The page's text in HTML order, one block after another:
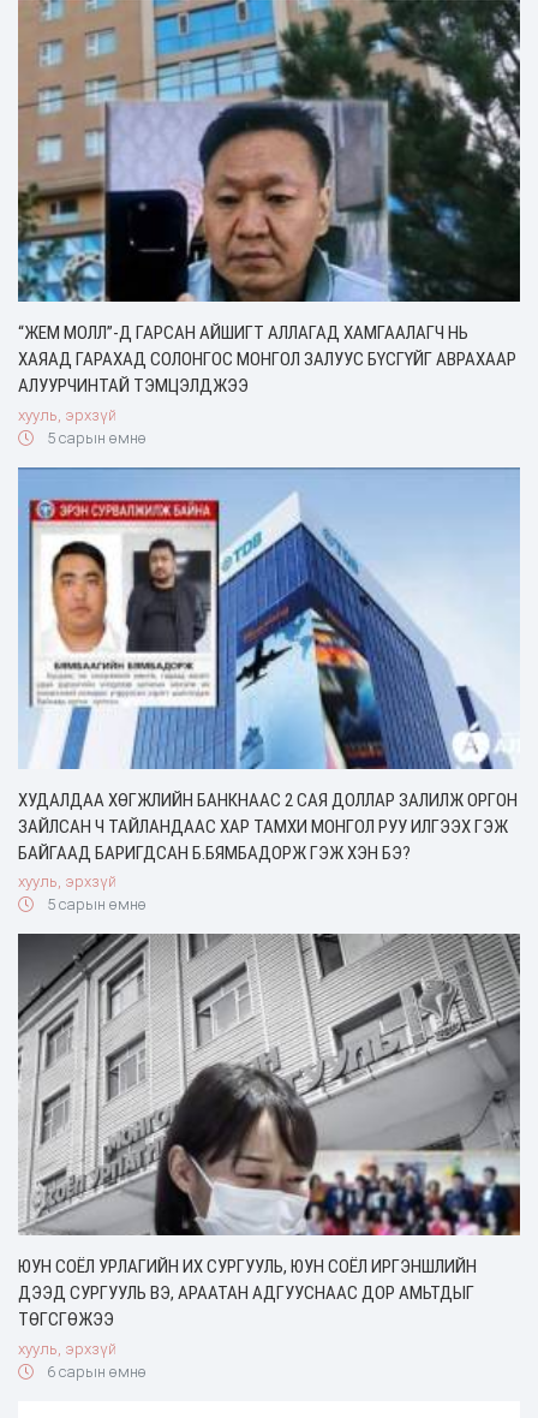
“ЖЕМ МОЛЛ”-Д ГАРСАН АЙШИГТ АЛЛАГАД ХАМГААЛАГЧ НЬ
ХАЯАД ГАРАХАД СОЛОНГОС МОНГОЛ ЗАЛУУС БҮСГҮЙГ АВРАХААР
АЛУУРЧИНТАЙ ТЭМЦЭЛДЖЭЭ
хууль, эрхзүй
5 сарын өмнө
ХУДАЛДАА ХӨГЖЛИЙН БАНКНААС 2 САЯ ДОЛЛАР ЗАЛИЛЖ ОРГОН
ЗАЙЛСАН Ч ТАЙЛАНДААС ХАР ТАМХИ МОНГОЛ РУУ ИЛГЭЭХ ГЭЖ
БАЙГААД БАРИГДСАН Б.БЯМБАДОРЖ ГЭЖ ХЭН БЭ?
хууль, эрхзүй
5 сарын өмнө
ЮУН СОЁЛ УРЛАГИЙН ИХ СУРГУУЛЬ, ЮУН СОЁЛ ИРГЭНШЛИЙН
ДЭЭД СУРГУУЛЬ ВЭ, АРААТАН АДГУУСНААС ДОР АМЬТДЫГ
ТӨГСГӨЖЭЭ
хууль, эрхзүй
6 сарын өмнө